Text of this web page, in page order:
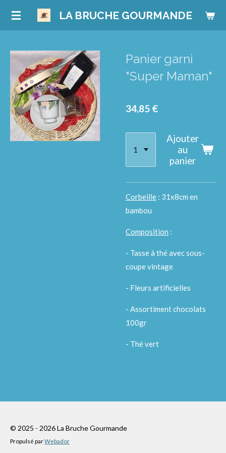
Passer
principal
LA BRUCHE GOURMANDE
Panier garni
"Super Maman"
34,85 €
Ajouter
au
panier
Corbeille : 31x8cm en
bambou
Composition :
- Tasse à thé avec sous-
coupe vintage
- Fleurs artificielles
- Assortiment chocolats
100gr
- Thé vert
© 2025 - 2026 La Bruche Gourmande
Propulsé parWebador